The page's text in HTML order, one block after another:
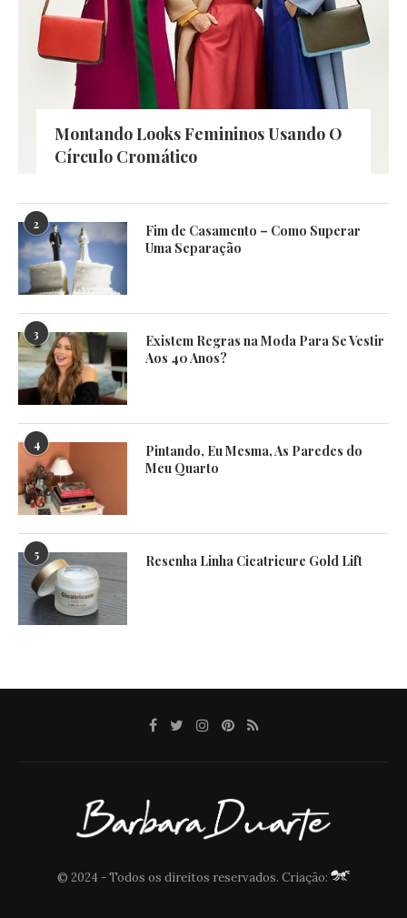
Montando Looks Femininos Usando O
Círculo Cromático
2
Fim de Casamento – Como Superar
Uma Separação
3
Existem Regras na Moda Para Se Vestir
Aos 40 Anos?
4
Pintando, Eu Mesma, As Paredes do
Meu Quarto
5 Resenha Linha Cicatricure Gold Lift
© 2024 - Todos os direitos reservados. Criação: